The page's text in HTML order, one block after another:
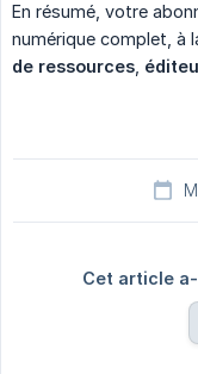
En résumé, votre
numérique complet, à
de ressources
Cet article